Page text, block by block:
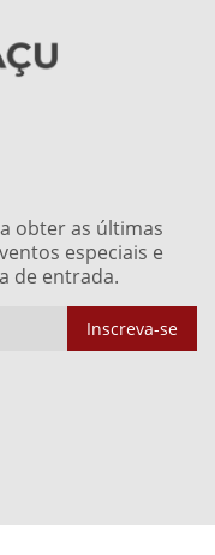
obter as últimas
especiais e
de entrada.
Inscreva-se